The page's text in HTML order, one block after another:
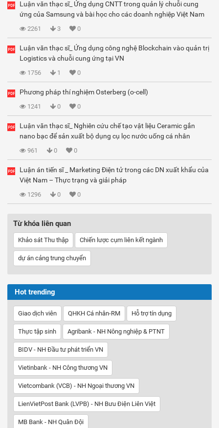
Luận văn thạc sĩ_ Ứng dụng CNTT trong quản lý chuỗi cung
ứng của Samsung và bài học cho các doanh nghiệp Việt Nam
2261 3 0
Luận văn thạc sĩ_ Ứng dụng công nghệ Blockchain vào quản trị
Logistics và chuỗi cung ứng tại VN
1756 1 0
Phương pháp thí nghiệm Osterberg (o-cell)
1241 0 0
Luận văn thạc sĩ_ Nghiên cứu chế tạo vật liệu Ceramic gắn
nano bạc để sản xuất bộ dụng cụ lọc nước uống cá nhân
961 0 0
Luận án tiến sĩ _ Marketing Điện tử trong các DN xuất khẩu của
Việt Nam – Thực trạng và giải pháp
1296 0 0
Từ khóa liên quan
Khảo sát Thu thập Chiến lược cụm liên kết ngành
dự án cảng trung chuyển
Hot trending
Giao dịch viên QHKH Cá nhân-RM Hỗ trợ tín dụng
Thực tập sinh Agribank - NH Nông nghiệp & PTNT
BIDV - NH Đầu tư phát triển VN
Vietinbank - NH Công thương VN
Vietcombank (VCB) - NH Ngoại thương VN
LienVietPost Bank (LVPB) - NH Bưu Điện Liên Việt
MB Bank - NH Quân Đội